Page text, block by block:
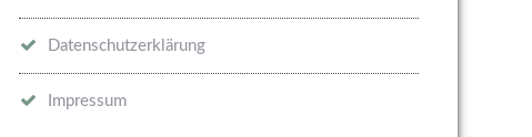
Datenschutzerklärung
Impressum